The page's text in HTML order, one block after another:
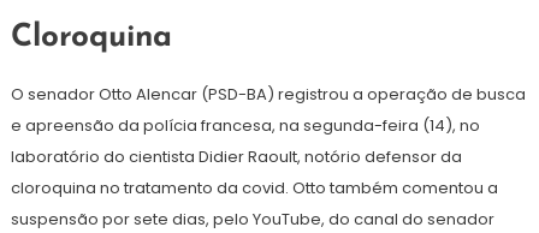
Cloroquina
O senador Otto Alencar (PSD-BA) registrou a operação de busca
e apreensão da polícia francesa, na segunda-feira (14), no
laboratório do cientista Didier Raoult, notório defensor da
cloroquina no tratamento da covid. Otto também comentou a
suspensão por sete dias, pelo YouTube, do canal do senador